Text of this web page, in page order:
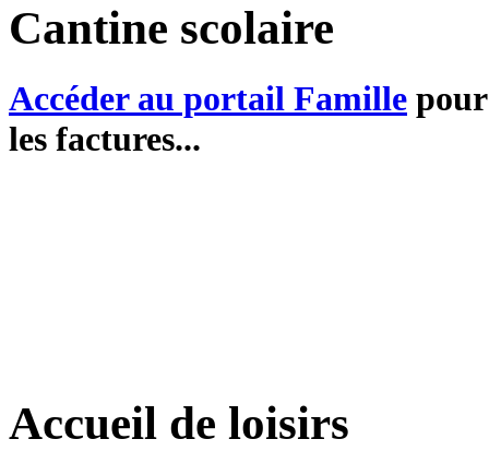
Cantine scolaire
Accéder au portail Famille
les factures...
Accueil de loisirs